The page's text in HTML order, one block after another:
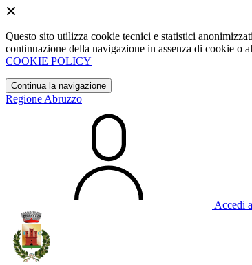
Questo sito utilizza cookie tecnici e statistici
continuazione della navigazione in assenza di cookie o
COOKIE POLICY
Continua la navigazione
Regione Abruzzo
Accedi